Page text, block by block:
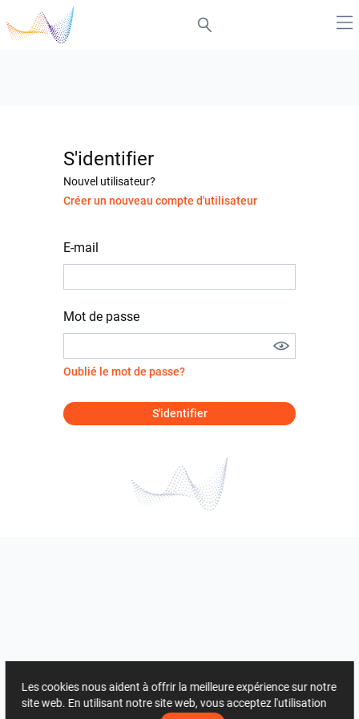
S'identifier
Nouvel utilisateur?
Créer un nouveau compte d'utilisateur
E-mail
Mot de passe
Oublié le mot de passe?
S'identifier
Les cookies nous aident à offrir la meilleure expérience sur notre
site web. En utilisant notre site web, vous acceptez l'utilisation